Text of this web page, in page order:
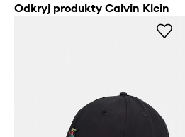
Odkryj produkty Calvin Klein